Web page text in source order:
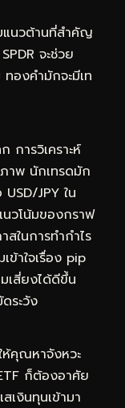
แนวต้านที่สำคัญ
จะช่วย
องคำมักจะมีเท
การวิเคราะห์
าพ นักเทรดมัก
JPY ใน
นวโน้มของกราฟ
ในการทำกำไร
ข้าใจเรื่อง pip
เสี่ยงได้ดีขึ้น
ระวัง
ห้คุณหาจังหวะ
ก็ต้องอาศัย
เงินทุนเข้ามา